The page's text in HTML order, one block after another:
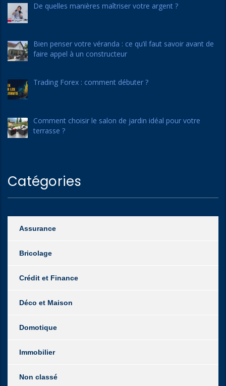
De quelles manières maîtriser votre argent ?
Bien penser votre véranda : ce qu’il faut savoir avant de
faire appel à un constructeur
Trading Forex : comment débuter ?
Comment choisir le salon de jardin idéal pour votre
terrasse ?
Catégories
Assurance
Bricolage
Crédit et Finance
Déco et Maison
Domotique
Immobilier
Non classé